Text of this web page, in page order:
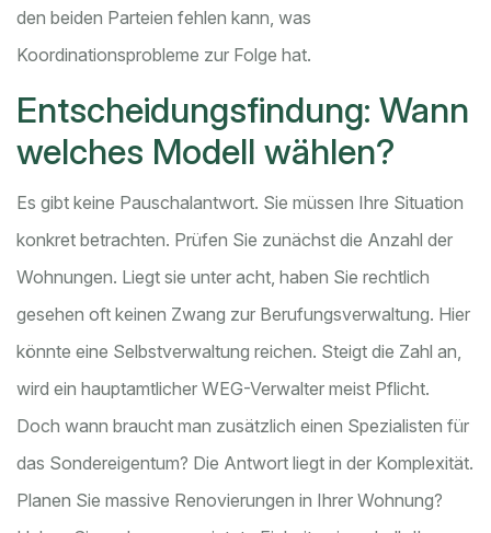
den beiden Parteien fehlen kann, was
Koordinationsprobleme zur Folge hat.
Entscheidungsfindung: Wann
welches Modell wählen?
Es gibt keine Pauschalantwort. Sie müssen Ihre Situation
konkret betrachten. Prüfen Sie zunächst die Anzahl der
Wohnungen. Liegt sie unter acht, haben Sie rechtlich
gesehen oft keinen Zwang zur Berufungsverwaltung. Hier
könnte eine Selbstverwaltung reichen. Steigt die Zahl an,
wird ein hauptamtlicher WEG-Verwalter meist Pflicht.
Doch wann braucht man zusätzlich einen Spezialisten für
das Sondereigentum? Die Antwort liegt in der Komplexität.
Planen Sie massive Renovierungen in Ihrer Wohnung?